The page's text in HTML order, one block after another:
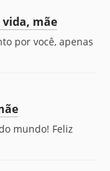
mãe
por você, apenas
mundo! Feliz